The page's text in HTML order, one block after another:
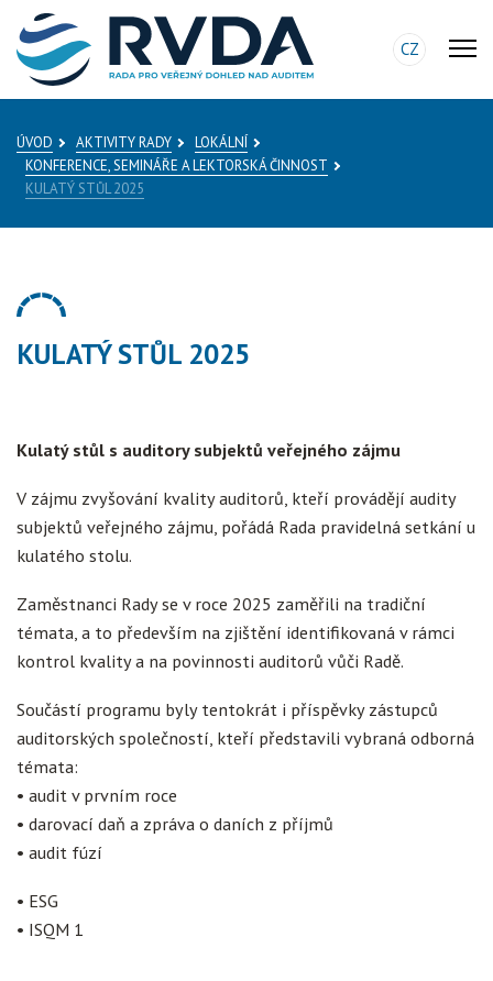
CZ
ÚVOD AKTIVITY RADY
LOKÁLNÍ
KONFERENCE, SEMINÁŘE A LEKTORSKÁ ČINNOST
KULATÝ STŮL 2025
KULATÝ STŮL 2025
Kulatý stůl s auditory subjektů veřejného zájmu
V zájmu zvyšování kvality auditorů, kteří provádějí audity
subjektů veřejného zájmu, pořádá Rada pravidelná setkání u
kulatého stolu.
Zaměstnanci Rady se v roce 2025 zaměřili na tradiční
témata, a to především na zjištění identifikovaná v rámci
kontrol kvality a na povinnosti auditorů vůči Radě.
Součástí programu byly tentokrát i příspěvky zástupců
auditorských společností, kteří představili vybraná odborná
témata:
• audit v prvním roce
• darovací daň a zpráva o daních z příjmů
• audit fúzí
• ESG
• ISQM 1